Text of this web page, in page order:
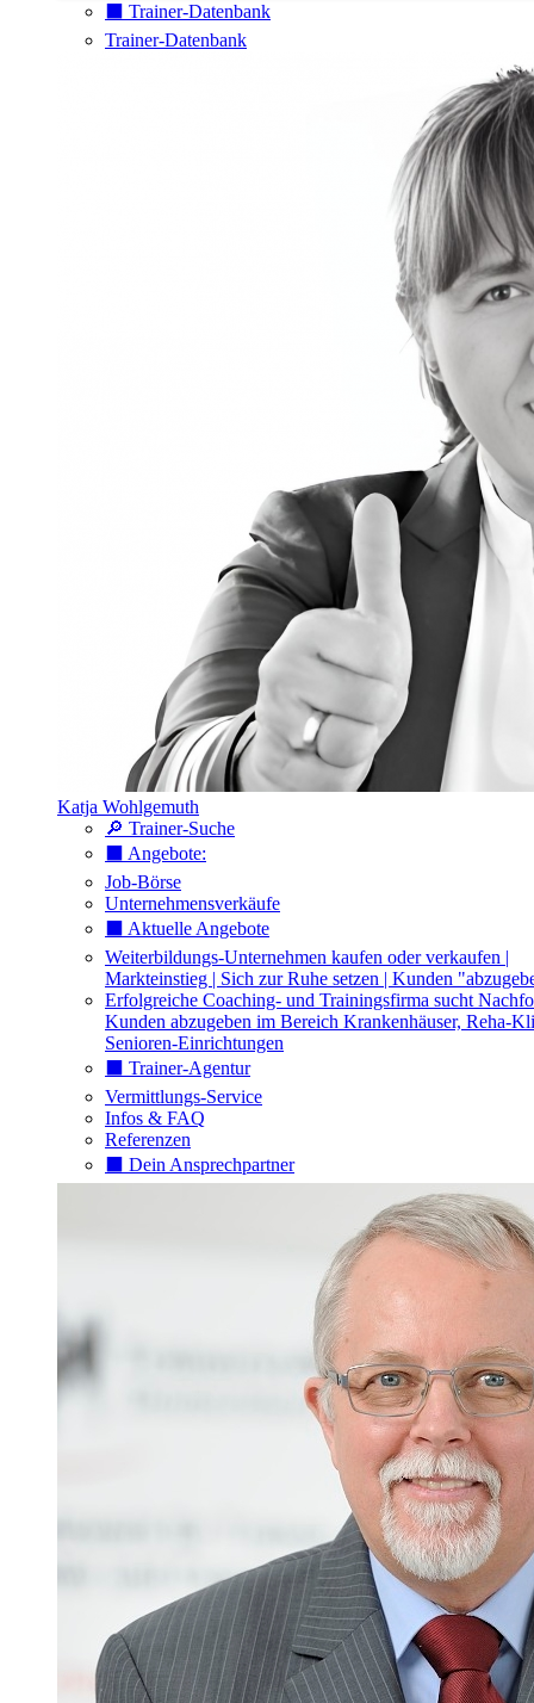
⬛️ Trainer-Datenbank
Trainer-Datenbank
Katja Wohlgemuth
🔎 Trainer-Suche
⬛️ Angebote:
Job-Börse
Unternehmensverkäufe
⬛️ Aktuelle Angebote
Weiterbildungs-Unternehmen kaufen oder verkaufen |
Markteinstieg | Sich zur Ruhe setzen | Kunden
Erfolgreiche Coaching- und Trainingsfirma sucht
Kunden abzugeben im Bereich Krankenhäuser, Reha-
Senioren-Einrichtungen
⬛️ Trainer-Agentur
Vermittlungs-Service
Infos & FAQ
Referenzen
⬛️ Dein Ansprechpartner